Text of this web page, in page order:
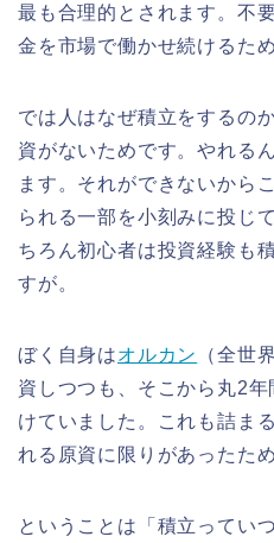
最も合理的とされます。不
金を市場で働かせ続けるため
では人はなぜ積立をするの
資がないためです。やれる
ます。それができないから
られる一部を小刻みに投じ
ちろん初心者は投資経験も
すが。
ぼく自身はオルカン
（全世
資しつつも、そこから丸2
けていました。これも詰ま
れる原資に限りがあったため
ということは「積立ってい